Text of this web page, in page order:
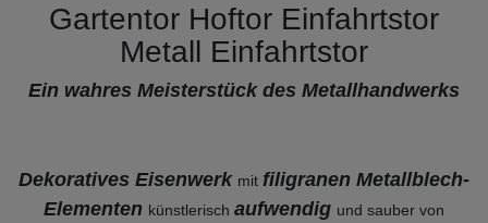
Gartentor Hoftor Einfahrtstor
Metall Einfahrtstor
Ein wahres Meisterstück des Metallhandwerks
Dekoratives Eisenwerk mit filigranen Metallblech-
Elementen künstlerisch aufwendig und sauber von